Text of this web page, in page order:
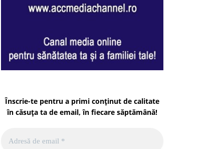
Înscrie-te pentru a primi conținut de calitate
în căsuța ta de email, în fiecare săptămână!